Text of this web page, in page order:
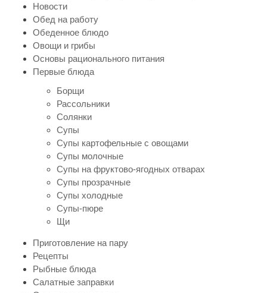
Новости
Обед на работу
Обеденное блюдо
Овощи и грибы
Основы рационального питания
Первые блюда
Борщи
Рассольники
Солянки
Супы
Супы картофельные с овощами
Супы молочные
Супы на фруктово-ягодных отварах
Супы прозрачные
Супы холодные
Супы-пюре
Щи
Приготовление на пару
Рецепты
Рыбные блюда
Салатные заправки